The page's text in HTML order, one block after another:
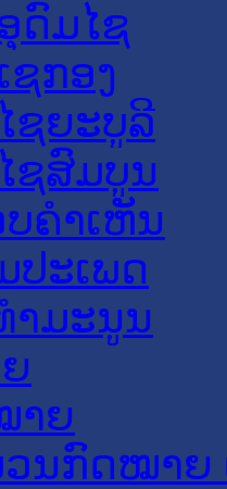
ດົມໄຊ
ຊກອງ
ຊຍະບູລີ
ຊສົມບູນ
ຄໍາເຫັນ
ປະເພດ
າມະນູນ
າຍ
ນກົດໝາຍ